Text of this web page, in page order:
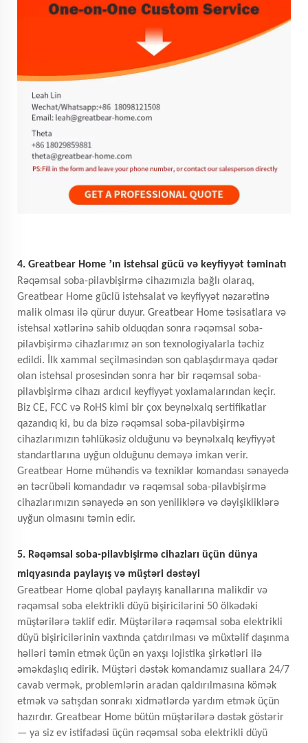
4. Greatbear Home ’ın istehsal gücü və keyfiyyət təminatı
Rəqəmsal soba-pilavbişirmə cihazımızla bağlı olaraq,
Greatbear Home güclü istehsalat və keyfiyyət nəzarətinə
malik olması ilə qürur duyur. Greatbear Home təsisatlara və
istehsal xətlərinə sahib olduqdan sonra rəqəmsal soba-
pilavbişirmə cihazlarımız ən son texnologiyalarla təchiz
edildi. İlk xammal seçilməsindən son qablaşdırmaya qədər
olan istehsal prosesindən sonra hər bir rəqəmsal soba-
pilavbişirmə cihazı ardıcıl keyfiyyət yoxlamalarından keçir.
Biz CE, FCC və RoHS kimi bir çox beynəlxalq sertifikatlar
qazandıq ki, bu da bizə rəqəmsal soba-pilavbişirmə
cihazlarımızın təhlükəsiz olduğunu və beynəlxalq keyfiyyət
standartlarına uyğun olduğunu deməyə imkan verir.
Greatbear Home mühəndis və texniklər komandası sənayedə
ən təcrübəli komandadır və rəqəmsal soba-pilavbişirmə
cihazlarımızın sənayedə ən son yeniliklərə və dəyişikliklərə
uyğun olmasını təmin edir.
5. Rəqəmsal soba-pilavbişirmə cihazları üçün dünya
miqyasında paylayış və müştəri dəstəyi
Greatbear Home qlobal paylayış kanallarına malikdir və
rəqəmsal soba elektrikli düyü bişiricilərini 50 ölkədəki
müştərilərə təklif edir. Müştərilərə rəqəmsal soba elektrikli
düyü bişiricilərinin vaxtında çatdırılması və müxtəlif daşınma
həlləri təmin etmək üçün ən yaxşı lojistika şirkətləri ilə
əməkdaşlıq edirik. Müştəri dəstək komandamız suallara 24/7
cavab vermək, problemlərin aradan qaldırılmasına kömək
etmək və satışdan sonrakı xidmətlərdə yardım etmək üçün
hazırdır. Greatbear Home bütün müştərilərə dəstək göstərir
— ya siz ev istifadəsi üçün rəqəmsal soba elektrikli düyü